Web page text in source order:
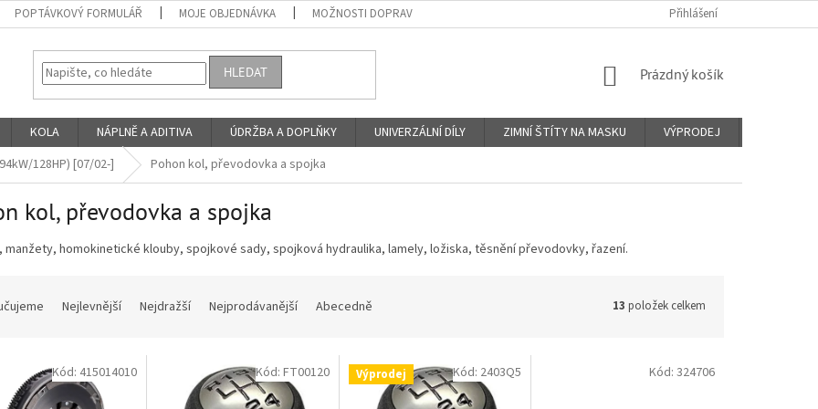
POPTÁVKOVÝ FORMULÁŘ MOJE OBJEDNÁVKA MOŽNOSTI DOPRAVY A PLATBY PROČ VIN KÓD? O NÁS
Přihlášení
HLEDAT
NÁKUPNÍ
Prázdný košík
KOLA NÁPLNĚ A ADITIVA ÚDRŽBA A DOPLŇKY UNIVERZÁLNÍ DÍLY ZIMNÍ ŠTÍTY NA MASKU VÝPRODEJ
128HP) [07/02-] Pohon kol, převodovka a spojka
kol, převodovka a spojka
manžety, homokinetické klouby, spojkové sady, spojková hydraulika, lamely, ložiska, těsnění převodovky, řazení.
Nejlevnější Nejdražší Nejprodávanější Abecedně 13 položek celkem
Kód: 415014010 Kód: FT00120 Výprodej Kód: 2403Q5 Kód: 324706